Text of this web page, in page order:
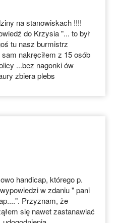
na stanowiskach !!!!
do Krzysia "... to był
tu nasz burmistrz
nakręciłem z 15 osób
...bez nagonki ów
zbiera plebs
handicap, którego p.
w zdaniu " pani
Przyznam, że
się nawet zastanawiać